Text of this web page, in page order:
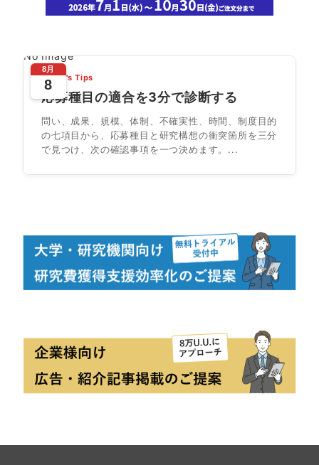
No Image
8月
8
Today's Tips
応募種目の適合を3分で診断する
問い、成果、規模、体制、不確実性、時間、制度目的
の七項目から、応募種目と研究構想の衝突箇所を三分
で見つけ、次の確認事項を一つ決めます。...